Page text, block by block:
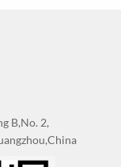
B,No. 2,